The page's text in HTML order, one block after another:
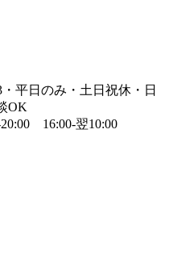
平日のみ・土日祝休・日
OK
16:00-翌10:00